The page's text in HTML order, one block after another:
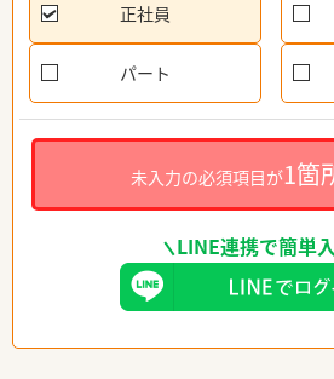
正社員
パート
未入力の必須項目が1箇
LINE連携で簡単入